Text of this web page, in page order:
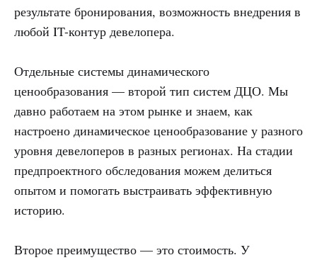
результате бронирования, возможность внедрения в
любой IT-контур девелопера.
Отдельные системы динамического
ценообразования — второй тип систем ДЦО. Мы
давно работаем на этом рынке и знаем, как
настроено динамическое ценообразование у разного
уровня девелоперов в разных регионах. На стадии
предпроектного обследования можем делиться
опытом и помогать выстраивать эффективную
историю.
Второе преимущество — это стоимость. У